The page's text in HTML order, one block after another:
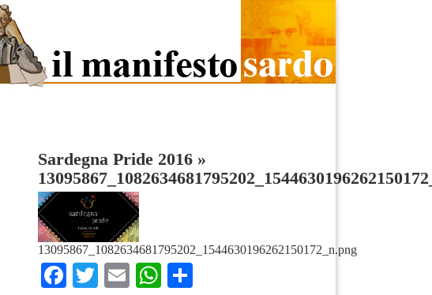
Sardegna Pride 2016 »
13095867_1082634681795202_1544630196262150172_n.png
Facebook
TwitterEmailWhatsApp